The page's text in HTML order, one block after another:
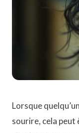
Lorsque
sourire, cela